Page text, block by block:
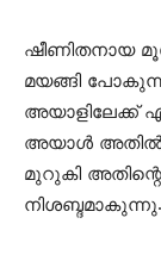
ഷീണിതനായ
മയങ്ങി
അയാളിലേക്ക്
അയാൾ അതിൽ
മുറുകി
നിശബ്ദമാകുന്നു.